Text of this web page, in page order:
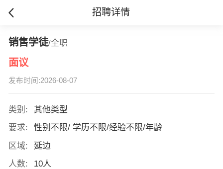
招聘详情
销售学徒/全职
面议
发布时间:2026-08-07
类别:
其他类型
要求:
性别不限/ 学历不限/经验不限/年龄
区域:
延边
人数:
10人